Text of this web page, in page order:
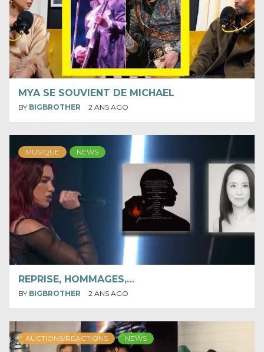
MYA SE SOUVIENT DE MICHAEL
BY BIGBROTHER 2 ANS AGO
MUSIQUE NEWS
REPRISE, HOMMAGES,…
BY BIGBROTHER 2 ANS AGO
AUCTIONS/REACTIONS NEWS